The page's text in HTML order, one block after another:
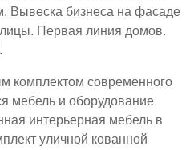
Вывеска бизнеса на фасаде
Первая линия домов.
комплектом современного
мебель и оборудование
интерьерная мебель в
уличной кованной